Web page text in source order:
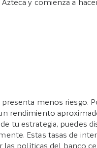
y comienza a
presenta menos riesgo.
rendimiento
tu estrategia, puedes
Estas tasas de